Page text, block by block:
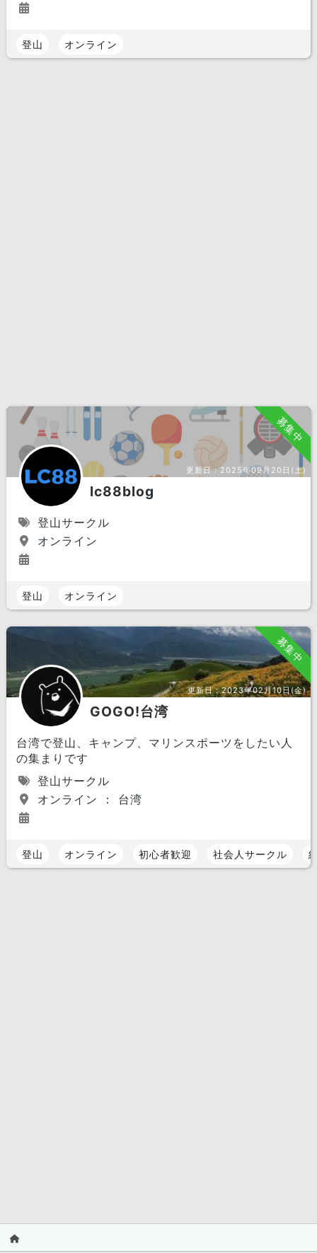
登山 オンライン
募集中
更新日：2025年09月20日(土)
lc88blog
登山サークル
オンライン
登山 オンライン
募集中
更新日：2023年02月10日(金)
GOGO!台湾
台湾で登山、キャンプ、マリンスポーツをしたい人
の集まりです
登山サークル
オンライン ： 台湾
登山 オンライン 初心者歓迎 社会人サークル